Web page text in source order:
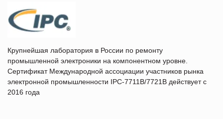
Крупнейшая лаборатория в России по ремонту
промышленной электроники на компонентном уровне.
Сертификат Международной ассоциации участников рынка
электронной промышленности IPC-7711B/7721B действует с
2016 года